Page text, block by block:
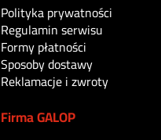
Polityka prywatności
Regulamin serwisu
Formy płatności
Sposoby dostawy
Reklamacje i zwroty
Firma GALOP